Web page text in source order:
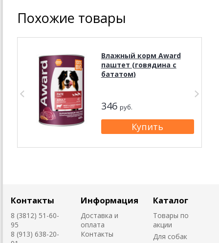
Похожие товары
Влажный корм Award
паштет (говядина с
бататом)
346 руб.
Контакты
8 (3812) 51-60-
95
8 (913) 638-20-
Информация
Доставка и
оплата
Контакты
Каталог
Товары по
акции
Для собак